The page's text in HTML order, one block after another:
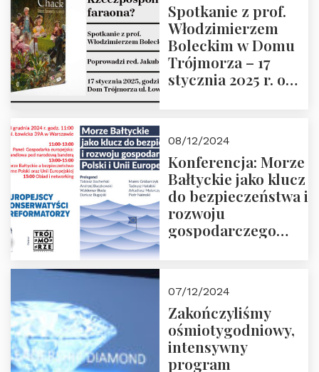
Spotkanie z prof.
Włodzimierzem
Boleckim w Domu
Trójmorza – 17
stycznia 2025 r. o
08/12/2024
Konferencja: Morze
Bałtyckie jako klucz
do bezpieczeństwa i
rozwoju
gospodarczego
ZAPRASZAMY
07/12/2024
Zakończyliśmy
ośmiotygodniowy,
intensywny
program